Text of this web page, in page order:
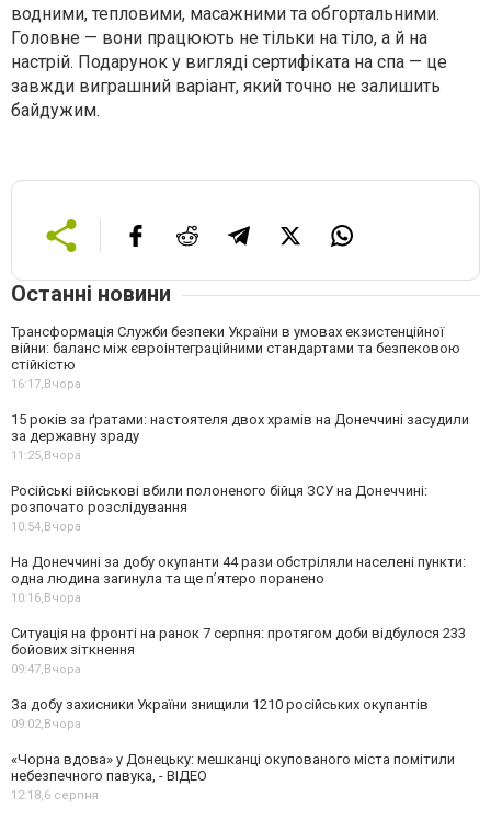
водними, тепловими, масажними та обгортальними.
Головне — вони працюють не тільки на тіло, а й на
настрій. Подарунок у вигляді сертифіката на спа — це
завжди виграшний варіант, який точно не залишить
байдужим.
Останні новини
Трансформація Служби безпеки України в умовах екзистенційної
війни: баланс між євроінтеграційними стандартами та безпековою
стійкістю
16:17,Вчора
15 років за ґратами: настоятеля двох храмів на Донеччині засудили
за державну зраду
11:25,Вчора
Російські військові вбили полоненого бійця ЗСУ на Донеччині:
розпочато розслідування
10:54,Вчора
На Донеччині за добу окупанти 44 рази обстріляли населені пункти:
одна людина загинула та ще пʼятеро поранено
10:16,Вчора
Ситуація на фронті на ранок 7 серпня: протягом доби відбулося 233
бойових зіткнення
09:47,Вчора
За добу захисники України знищили 1210 російських окупантів
09:02,Вчора
«Чорна вдова» у Донецьку: мешканці окупованого міста помітили
небезпечного павука, - ВІДЕО
12:18,6 серпня